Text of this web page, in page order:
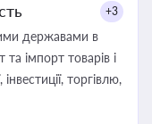
+3
державами в
імпорт товарів і
торгівлю,